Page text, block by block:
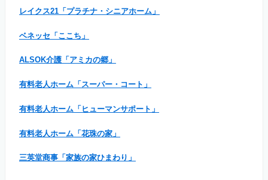
レイクス21「プラチナ・シニアホーム」
ベネッセ「ここち」
ALSOK介護「アミカの郷」
有料老人ホーム「スーパー・コート」
有料老人ホーム「ヒューマンサポート」
有料老人ホーム「花珠の家」
三英堂商事「家族の家ひまわり」